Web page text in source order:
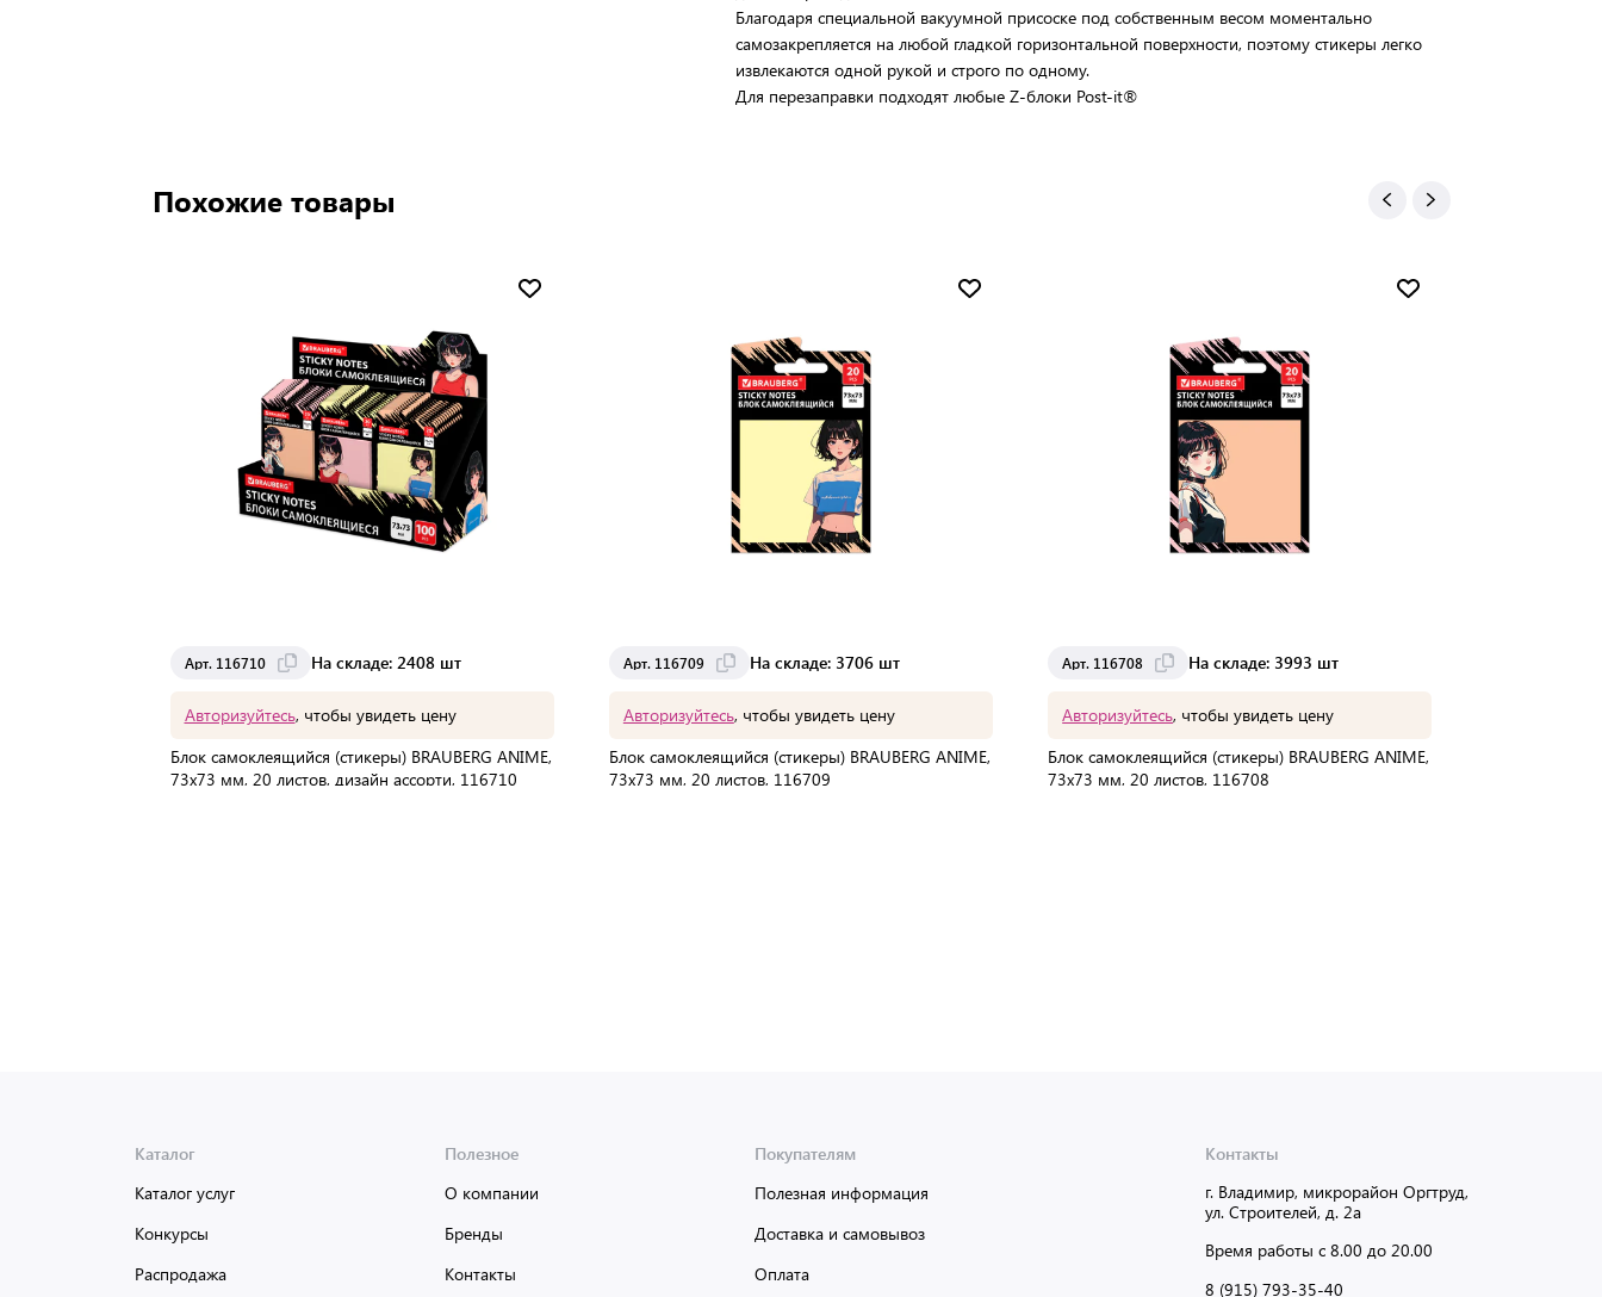
Благодаря специальной вакуумной присоске под собственным весом моментально
самозакрепляется на любой гладкой горизонтальной поверхности, поэтому стикеры легко
извлекаются одной рукой и строго по одному.
Для перезаправки подходят любые Z-блоки Post-it®
Похожие товары
Арт. 116710 На складе: 2408 шт
Авторизуйтесь, чтобы увидеть цену
Блок самоклеящийся (стикеры) BRAUBERG ANIME,
73х73 мм, 20 листов, дизайн ассорти, 116710
Арт. 116709 На складе: 3706 шт
Авторизуйтесь, чтобы увидеть цену
Блок самоклеящийся (стикеры) BRAUBERG ANIME,
73х73 мм, 20 листов, 116709
Арт. 116708 На складе: 3993 шт
Авторизуйтесь, чтобы увидеть цену
Блок самоклеящийся (стикеры) BRAUBERG ANIME,
73х73 мм, 20 листов, 116708
Каталог
Каталог услуг
Конкурсы
Распродажа
Полезное
О компании
Бренды
Контакты
Покупателям
Полезная информация
Доставка и самовывоз
Оплата
Контакты
г. Владимир, микрорайон Оргтруд,
ул. Строителей, д. 2а
Время работы с 8.00 до 20.00
8 (915) 793-35-40